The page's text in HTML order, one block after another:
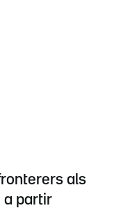
als
a partir